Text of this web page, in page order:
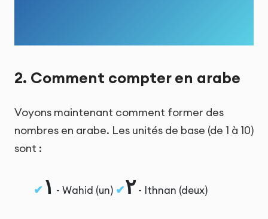
2. Comment compter en arabe
Voyons maintenant comment former des
nombres en arabe. Les unités de base (de 1 à 10)
sont :
١ - Wahid (un) ٢ - Ithnan (deux)